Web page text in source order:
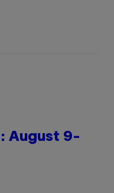
August 9-